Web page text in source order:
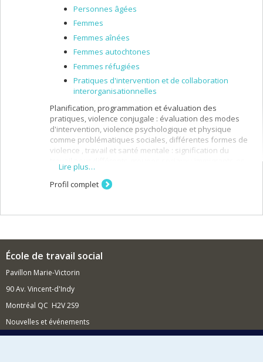
Personnes âgées
Femmes
Femmes aînées
Femmes autochtones
Femmes réfugiées
Pratiques d'intervention et de collaboration
interorganisationnelles
Planification, programmation et évaluation des
pratiques, violence conjugale : évaluation des modes
d'intervention, violence psychologique et physique
comme problématiques sociales, différentes formes de
violence , travail et santé mentale : signification du
handicapés-es, préretraités-es; femmes, familles,
travail; problématiques et dynamique des milieux de
travail (motivation de l'individu au travail, culture
Lire plus…
Profil complet
École de travail social
Pavillon Marie-Victorin
90 Av. Vincent-d'Indy
Montréal QC H2V 2S9
Nouvelles et événements